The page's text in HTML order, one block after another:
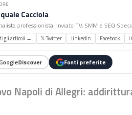
Cacciola
professionista. Inviato TV, SMM e SEO
gli articoli → 𝕏 Twitter LinkedIn Facebook
Discover Fonti preferite
Napoli di Allegri: